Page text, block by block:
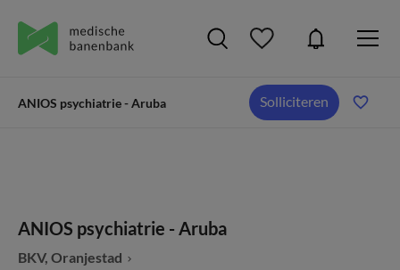
ANIOS psychiatrie - Aruba Solliciteren
ANIOS psychiatrie - Aruba
BKV, Oranjestad